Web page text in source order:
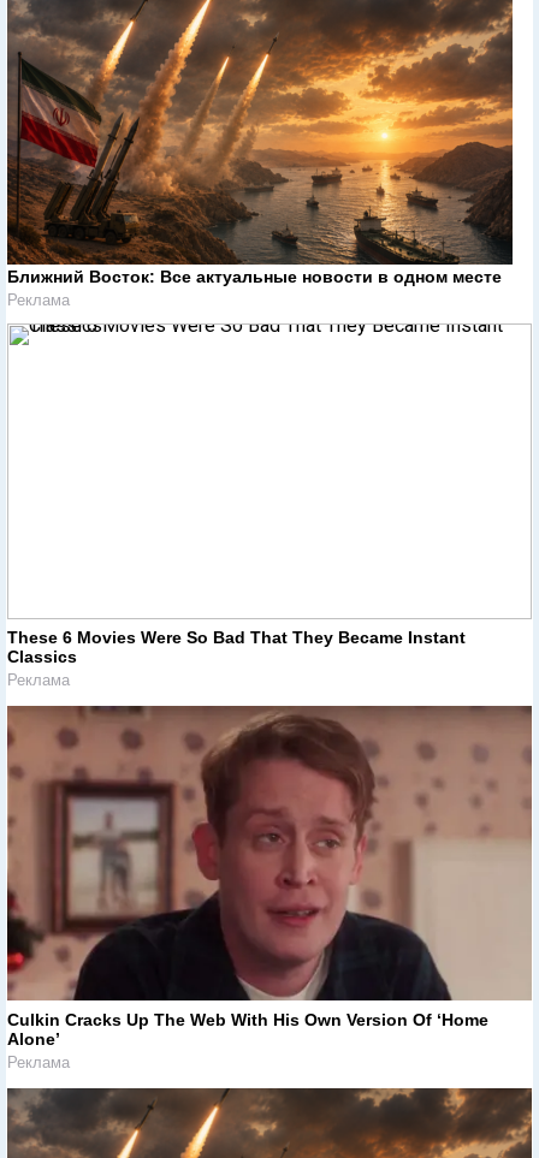
Ближний Восток: Все актуальные новости в одном месте
Реклама
These 6 Movies Were So Bad That They Became Instant
Classics
Реклама
Culkin Cracks Up The Web With His Own Version Of ‘Home
Alone’
Реклама